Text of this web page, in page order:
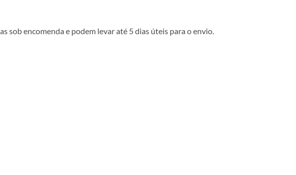
sob encomenda e podem levar até 5 dias úteis para o envio.